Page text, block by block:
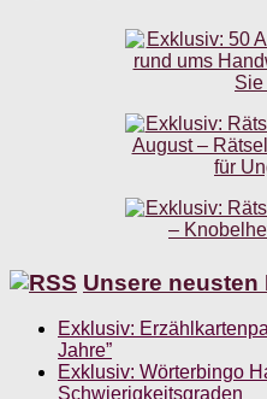
Unsere
Exklusiv:
Jahre”
Exklusiv: Wörterbingo
Schwierigkeitsgraden